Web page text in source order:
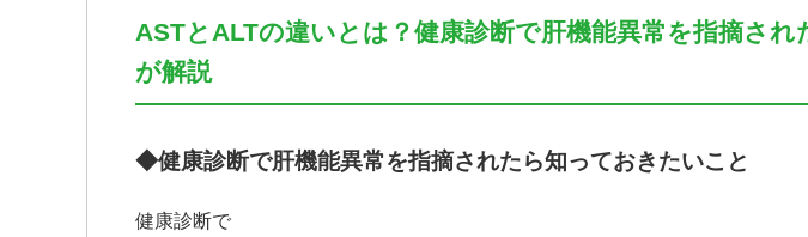
ASTとALTの違いとは？健康診断で肝機能異常を指摘され
が解説
◆健康診断で肝機能異常を指摘されたら知っておきたいこと
健康診断で